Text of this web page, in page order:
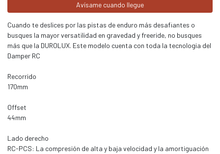
Avísame cuando llegue
Cuando te deslices por las pistas de enduro más desafiantes o
busques la mayor versatilidad en gravedad y freeride, no busques
más que la DUROLUX. Este modelo cuenta con toda la tecnologia del
Damper RC
Recorrido
170mm
Offset
44mm
Lado derecho
RC-PCS: La compresión de alta y baja velocidad y la amortiguación